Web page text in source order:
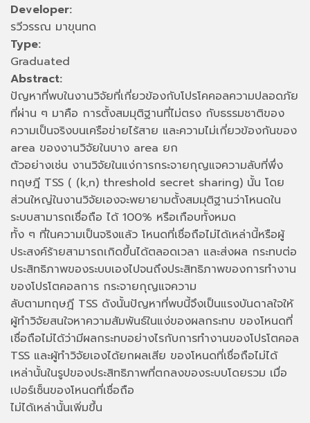
Developer:
รวีวรรณ มาขุนทด
Type:
Graduated
Abstract:
ปัญหาที่พบในงานวิจัยที่เกี่ยวข้องกับโปรโคคอลความปลอดภัย
ที่ผ่าน ๆ มาคือ การตั้งสมมุติฐานที่ไม่ตรง กับธรรมชาติของ
ความเป็นจริงบนเครือข่ายไร้สาย และความไม่เกี่ยวข้องกันของ
area ของงานวิจัยในบาง area ยก
ตัวอย่างเช่น งานวิจัยในแง่การกระจายกุญแจความลับที่พึ่ง
ทฤษฎี TSS ( (k,n) threshold secret sharing) นั้น โดย
ส่วนใหญ่ในงานวิจัยเองจะพยายามตั้งสมมุติฐานว่าโหนดใน
ระบบสามารถเชื่อถือ ได้ 100% หรือเกือบทั้งหมด
ทั้ง ๆ ที่ในความเป็นจริงแล้ว โหนดที่เชื่อถือไม่ได้เหล่านี้หรือผู้
ประสงค์ร้ายสามารถเกิดขึ้นได้ตลอดเวลา และส่งผล กระทบต่อ
ประสิทธิภาพของระบบเองไปจนถึงประสิทธิภาพของการทำงาน
ของโปรโตคอลการ กระจายกุญแจความ
ลับตามทฤษฎี TSS ดังนั้นปัญหาที่พบนี้จึงเป็นแรงบันดาลใจให้
ผู้ทำวิจัยสนใจหาความสัมพันธ์ในแง่ของผลกระทบ ของโหนดที่
เชื่อถือไม่ได้ว่ามีผลกระทบอย่างไรกับการทำงานของโปรโตคอล
TSS และผู้ทำวิจัยเองได้ยกผลเสีย ของโหนดที่เชื่อถือไม่ได้
เหล่านั้นในรูปของประสิทธิภาพที่ตกลงของระบบโดยรวม เมื่อ
เปอร์เซ็นของโหนดที่เชื่อถือ
ไม่ได้เหล่านั้นเพิ่มขึ้น